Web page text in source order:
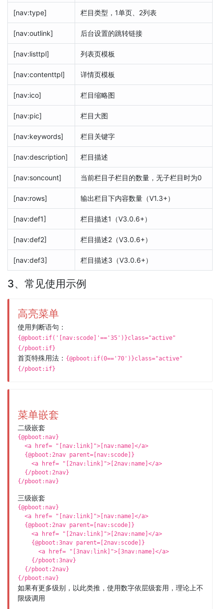
[nav:type] 栏目类型，1单页、2列表
[nav:outlink] 后台设置的跳转链接
[nav:listtpl] 列表页模板
[nav:contenttpl] 详情页模板
[nav:ico] 栏目缩略图
[nav:pic] 栏目大图
[nav:keywords] 栏目关键字
[nav:description] 栏目描述
[nav:soncount] 当前栏目子栏目的数量，无子栏目时为0
[nav:rows] 输出栏目下内容数量（V1.3+）
[nav:def1] 栏目描述1（V3.0.6+）
[nav:def2] 栏目描述2（V3.0.6+）
[nav:def3] 栏目描述3（V3.0.6+）
3、常见使用示例
高亮菜单
使用判断语句：
{@pboot:if('[nav:scode]'=='35')}class="active"
{/pboot:if}
首页特殊用法： {@pboot:if(0=='70')}class="active"
{/pboot:if}
菜单嵌套
二级嵌套
{@pboot:nav}
<a href= "[nav:link]">[nav:name]</a>
{@pboot:2nav parent=[nav:scode]}
<a href= "[2nav:link]">[2nav:name]</a>
{/pboot:2nav}
{/pboot:nav}
三级嵌套
{@pboot:nav}
<a href= "[nav:link]">[nav:name]</a>
{@pboot:2nav parent=[nav:scode]}
<a href= "[2nav:link]">[2nav:name]</a>
{@pboot:3nav parent=[2nav:scode]}
<a href= "[3nav:link]">[3nav:name]</a>
{/pboot:3nav}
{/pboot:2nav}
{/pboot:nav}
如果有更多级别，以此类推，使用数字依层级套用，理论上不
限级调用